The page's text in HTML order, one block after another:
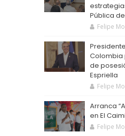
Pública
Felipe
Colombia
de
Espriella
Felipe
Arranca
en El
Felipe